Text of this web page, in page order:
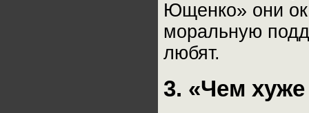
Ющенко» они
моральную
любят.
3. «Чем